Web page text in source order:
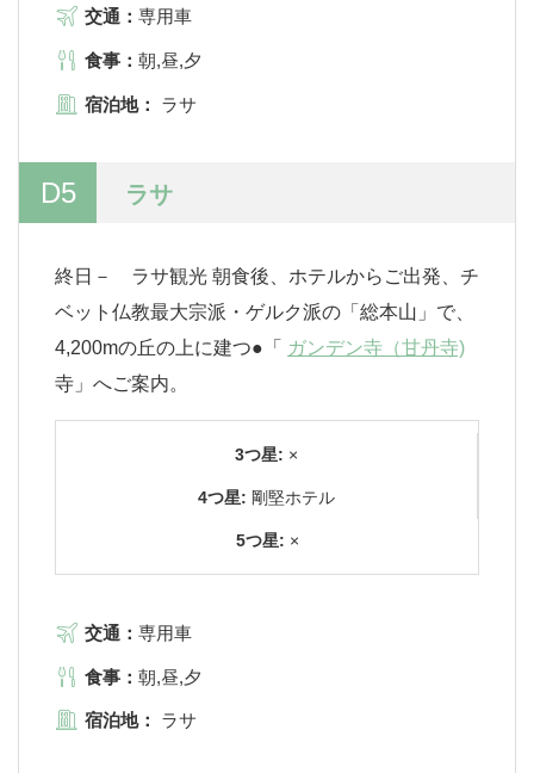
交通： 専用車
食事： 朝,昼,夕
宿泊地： ラサ
D5 ラサ
終日－ ラサ観光 朝食後、ホテルからご出発、チ
ベット仏教最大宗派・ゲルク派の「総本山」で、
4,200mの丘の上に建つ●「
ガンデン寺（甘丹寺)
寺」へご案内。
3つ星: ×
4つ星: 剛堅ホテル
5つ星: ×
交通： 専用車
食事： 朝,昼,夕
宿泊地： ラサ